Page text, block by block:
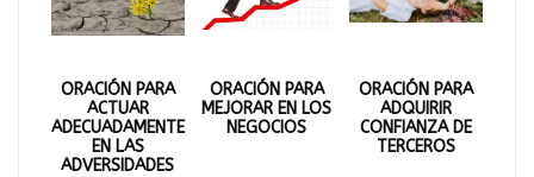
ORACIÓN PARA
ACTUAR
ADECUADAMENTE
EN LAS
ADVERSIDADES
ORACIÓN PARA
MEJORAR EN LOS
NEGOCIOS
ORACIÓN PARA
ADQUIRIR
CONFIANZA DE
TERCEROS